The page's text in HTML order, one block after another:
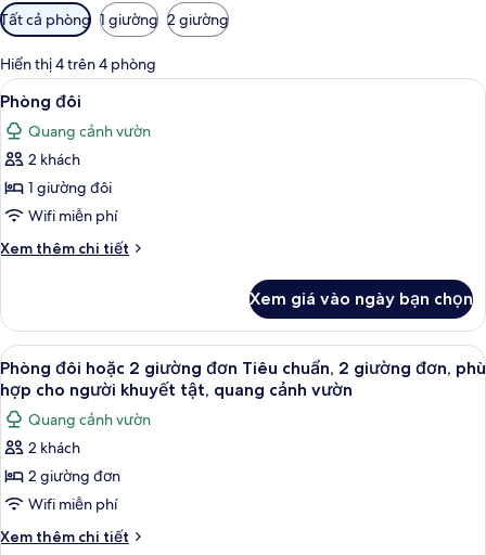
Bộ
lọc
có
thể
dùng
để
lọc
tìm
phòng
Tất cả phòng 1 giường 2 giường
Hiển thị 4 trên 4 phòng
Xem
tất
cả
ảnh
Phòng
đôi
Phòng đôi | Bộ trải giường bằng vải
18
Phòng đôi
Quang cảnh vườn
2 khách
1 giường đôi
Wifi miễn phí
Xem thêm chi tiết
Chi
Phòng
đôi
Xem giá vào ngày bạn chọn
Xem
tất
cả
ảnh
Phòng
đôi
hoặc
2
Bộ trải giường bằng vải cotton Ai
11
Phòng đôi hoặc 2 giường đơn Tiêu chuẩn, 2 giường đơn, phù
hợp cho người khuyết tật, quang cảnh vườn
Quang cảnh vườn
2 khách
2 giường đơn
Wifi miễn phí
Xem thêm chi tiết
Chi